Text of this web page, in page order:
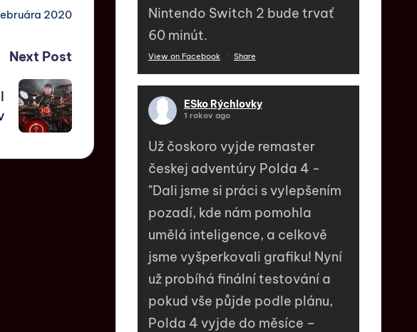
2020
Next Post
Nintendo Switch 2 bude trvať
60 minút.
View on Facebook · Share
ESko Rýchlovky
1 rokov ago
Už čoskoro vyjde remaster
českej adventúry Polda 4 -
"Dali jsme si práci s vylepšením
pozadí, kde nám pomohla
umělá inteligence, a celkově
jsme vyšperkovali grafiku! Nyní
už probíhá finální testování a
pokud vše půjde podle plánu,
Polda 4 vyjde do měsíce –